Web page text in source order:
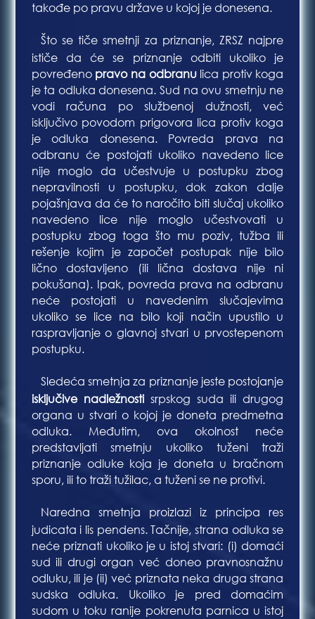
takođe po pravu države u kojoj je donesena.
Što se tiče smetnji za priznanje, ZRSZ najpre
ističe da će se priznanje odbiti ukoliko je
povređeno pravo na odbranulica protiv koga
je ta odluka donesena. Sud na ovu smetnju ne
vodi računa po službenoj dužnosti, već
isključivo povodom prigovora lica protiv koga
je odluka donesena. Povreda prava na
odbranu će postojati ukoliko navedeno lice
nije moglo da učestvuje u postupku zbog
nepravilnosti u postupku, dok zakon dalje
pojašnjava da će to naročito biti slučaj ukoliko
navedeno lice nije moglo učestvovati u
postupku zbog toga što mu poziv, tužba ili
rešenje kojim je započet postupak nije bilo
lično dostavljeno (ili lična dostava nije ni
pokušana). Ipak, povreda prava na odbranu
neće postojati u navedenim slučajevima
ukoliko se lice na bilo koji način upustilo u
raspravljanje o glavnoj stvari u prvostepenom
postupku.
Sledeća smetnja za priznanje jeste postojanje
isključive nadležnosti srpskog suda ili drugog
organa u stvari o kojoj je doneta predmetna
odluka. Međutim, ova okolnost neće
predstavljati smetnju ukoliko tuženi traži
priznanje odluke koja je doneta u bračnom
sporu, ili to traži tužilac, a tuženi se ne protivi.
Naredna smetnja proizlazi iz principa res
judicata i lis pendens. Tačnije, strana odluka se
neće priznati ukoliko je u istoj stvari: (i) domaći
sud ili drugi organ već doneo pravnosnažnu
odluku, ili je (ii) već priznata neka druga strana
sudska odluka. Ukoliko je pred domaćim
sudom u toku ranije pokrenuta parnica u istoj